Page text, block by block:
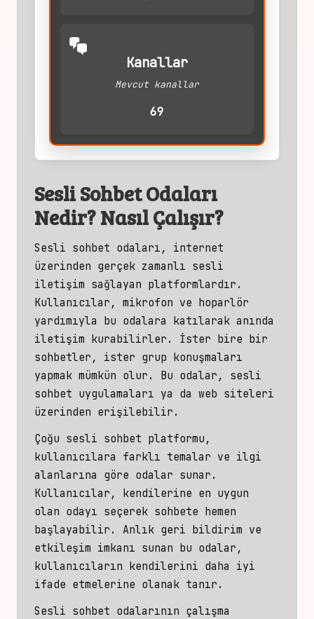
Kanallar
Mevcut kanallar
69
Sesli Sohbet Odaları
Nedir? Nasıl Çalışır?
Sesli sohbet odaları, internet
üzerinden gerçek zamanlı sesli
iletişim sağlayan platformlardır.
Kullanıcılar, mikrofon ve hoparlör
yardımıyla bu odalara katılarak anında
iletişim kurabilirler. İster bire bir
sohbetler,
ister grup konuşmaları
yapmak mümkün olur. Bu odalar, sesli
sohbet uygulamaları ya da web siteleri
üzerinden erişilebilir.
Çoğu sesli sohbet platformu,
kullanıcılara farklı temalar ve ilgi
alanlarına göre odalar sunar.
Kullanıcılar, kendilerine en uygun
olan odayı seçerek sohbete hemen
başlayabilir. Anlık geri bildirim ve
etkileşim imkanı sunan bu odalar,
kullanıcıların kendilerini daha iyi
ifade etmelerine olanak tanır.
Sesli sohbet odalarının çalışma